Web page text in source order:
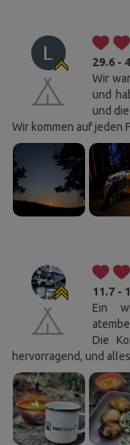
29.6 -
Wir
und
und
Wir kommen auf jeden
11.7 -
Ein
Die
hervorragend, und